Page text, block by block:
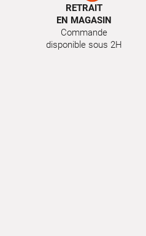
RETRAIT
EN MAGASIN
Commande
disponible sous 2H